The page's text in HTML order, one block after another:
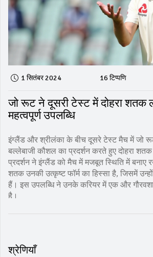
1 सितंबर 2024 16 टिप्पणि
जो रूट ने दूसरी टेस्ट में दोहरा शतक
महत्वपूर्ण उपलब्धि
इंग्लैंड और श्रीलंका के बीच दूसरे टेस्ट मैच में जो
बल्लेबाजी कौशल का प्रदर्शन करते हुए दोहरा
प्रदर्शन ने इंग्लैंड को मैच में मजबूत स्थिति में बनाए
शतक उनकी उत्कृष्ट फॉर्म का हिस्सा है, जिसमें
हैं। इस उपलब्धि ने उनके करियर में एक और
है।
श्रेणियाँ